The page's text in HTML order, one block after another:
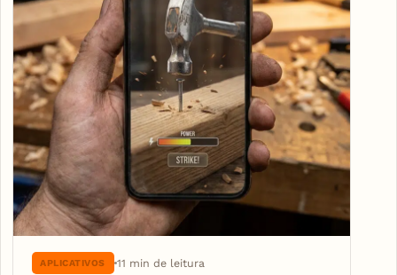
APLICATIVOS 11 min de leitura